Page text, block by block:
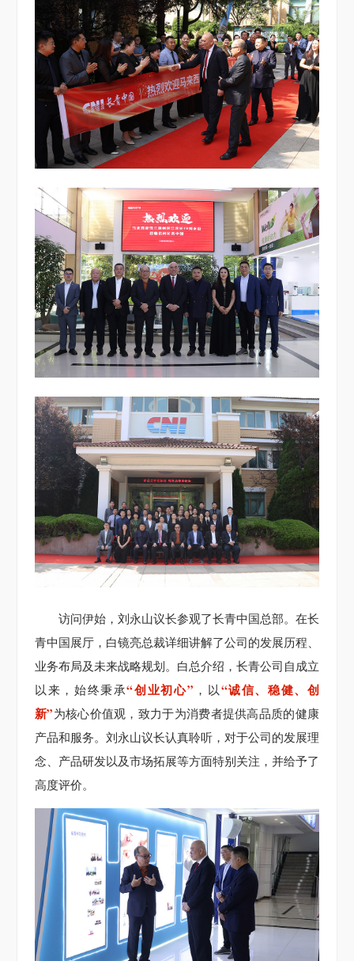
访问伊始，刘永山议长参观了长青中国总部。在长
青中国展厅，白镜亮总裁详细讲解了公司的发展历程、
业务布局及未来战略规划。白总介绍，长青公司自成立
以来，始终秉承“创业初心” ，以 “诚信、稳健、创
新”为核心价值观，致力于为消费者提供高品质的健康
产品和服务。刘永山议长认真聆听，对于公司的发展理
念、产品研发以及市场拓展等方面特别关注，并给予了
高度评价。